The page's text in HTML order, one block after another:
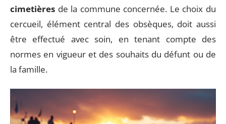
cimetières de la commune concernée. Le choix du
cercueil, élément central des obsèques, doit aussi
être effectué avec soin, en tenant compte des
normes en vigueur et des souhaits du défunt ou de
la famille.